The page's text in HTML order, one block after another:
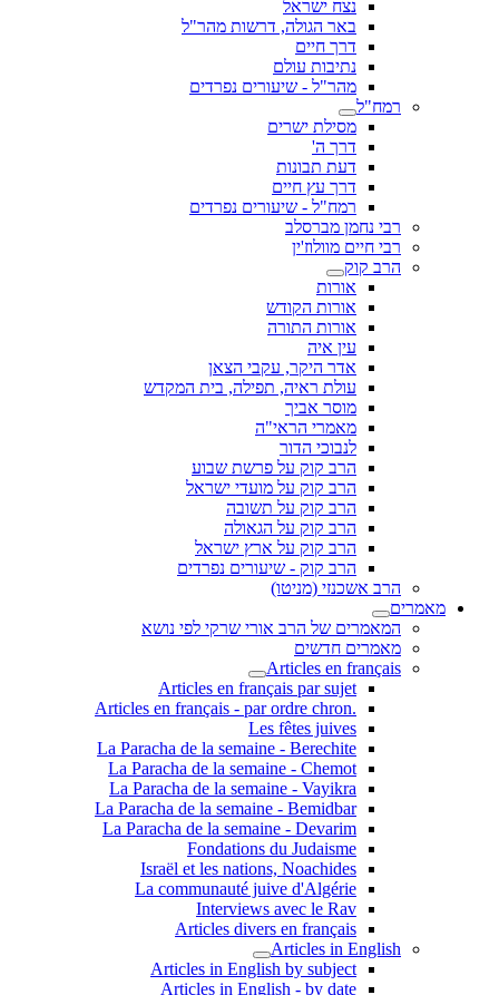
נצח ישראל
באר הגולה, דרשות מהר"ל
דרך חיים
נתיבות עולם
מהר"ל - שיעורים נפרדים
רמח"ל
מסילת ישרים
דרך ה'
דעת תבונות
דרך עץ חיים
רמח"ל - שיעורים נפרדים
רבי נחמן מברסלב
רבי חיים מוולוז'ין
הרב קוק
אורות
אורות הקודש
אורות התורה
עין איה
אדר היקר, עקבי הצאן
עולת ראיה, תפילה, בית המקדש
מוסר אביך
מאמרי הראי"ה
לנבוכי הדור
הרב קוק על פרשת שבוע
הרב קוק על מועדי ישראל
הרב קוק על תשובה
הרב קוק על הגאולה
הרב קוק על ארץ ישראל
הרב קוק - שיעורים נפרדים
הרב אשכנזי (מניטו)
מאמרים
המאמרים של הרב אורי שרקי לפי נושא
מאמרים חדשים
Articles en français
Articles en français par sujet
.Articles en français - par ordre chron
Les fêtes juives
La Paracha de la semaine - Berechite
La Paracha de la semaine - Chemot
La Paracha de la semaine - Vayikra
La Paracha de la semaine - Bemidbar
La Paracha de la semaine - Devarim
Fondations du Judaisme
Israël et les nations, Noachides
La communauté juive d'Algérie
Interviews avec le Rav
Articles divers en français
Articles in English
Articles in English by subject
Articles in English - by date